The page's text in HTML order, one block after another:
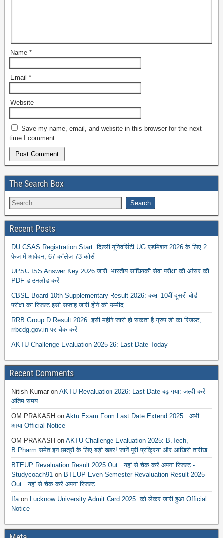
Name *
Email *
Website
Save my name, email, and website in this browser for the next
time I comment.
The Search Box
Recent Posts
DU CSAS Registration Start: दिल्ली यूनिवर्सिटी UG एडमिशन 2026 के लिए 2
फेज में आवेदन, 67 कॉलेज 73 कोर्स
UPSC ISS Answer Key 2026 जारी: भारतीय सांख्यिकी सेवा परीक्षा की आंसर की
PDF डाउनलोड करें
CBSE Board 10th Supplementary Result 2026: कक्षा 10वीं दूसरी बोर्ड
परीक्षा का रिजल्ट इसी सप्ताह जारी होने की उम्मीद
RRB Group D Result 2026: इसी महीने जारी हो सकता है ग्रुप डी का रिजल्ट,
rrbcdg.gov.in पर चेक करें
AKTU Challenge Evaluation 2025-26: Last Date Today
Recent Comments
Nitish Kumar on AKTU Revaluation 2026: Last Date बढ़ गया: जल्दी करें
अंतिम समय
OM PRAKASH on Aktu Exam Form Last Date Extend 2025 : अभी
आया Official Notice
OM PRAKASH on AKTU Challenge Evaluation 2025: B.Tech,
B.Pharm समेत इन छात्रों के लिए बड़ी खबर! जानें पूरी प्रक्रिया और आखिरी तारीख
BTEUP Revaluation Result 2025 Out : यहां से चेक करें अपना रिजल्ट -
Studycoach91 on BTEUP Even Semester Revaluation Result 2025
Out : यहां से चेक करें अपना रिजल्ट
Ifaon Lucknow University Admit Card 2025: को लेकर जारी हुआ Official
Notice